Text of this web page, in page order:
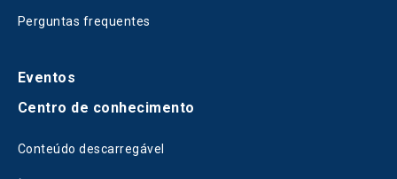
Perguntas frequentes
Eventos
Centro de conhecimento
Conteúdo descarregável